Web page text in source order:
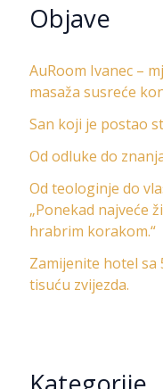
Objave
AuRoom Ivanec –
masaža susreće
San koji je postao
Od odluke do
Od teologinje do
„Ponekad najveće
hrabrim korakom.“
Zamijenite hotel sa
tisuću zvijezda.